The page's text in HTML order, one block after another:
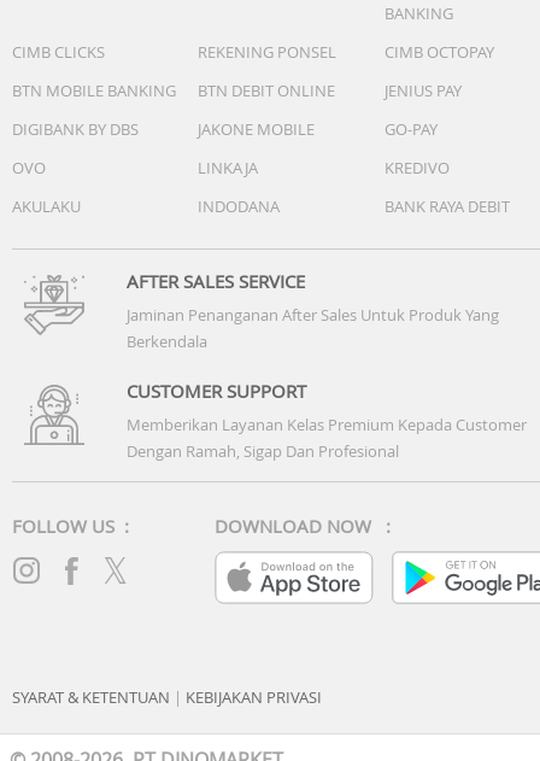
BANKING
CIMB CLICKS
REKENING PONSEL
CIMB OCTOPAY
BTN MOBILE BANKING
BTN DEBIT ONLINE
JENIUS PAY
DIGIBANK BY DBS
JAKONE MOBILE
GO-PAY
OVO
LINKAJA
KREDIVO
AKULAKU
INDODANA BANK RAYA DEBIT
AFTER SALES SERVICE
Jaminan Penanganan After Sales Untuk Produk Yang
Berkendala
CUSTOMER SUPPORT
Memberikan Layanan Kelas Premium Kepada Customer
Dengan Ramah, Sigap Dan Profesional
FOLLOW US : DOWNLOAD NOW :
SYARAT & KETENTUAN | KEBIJAKAN PRIVASI